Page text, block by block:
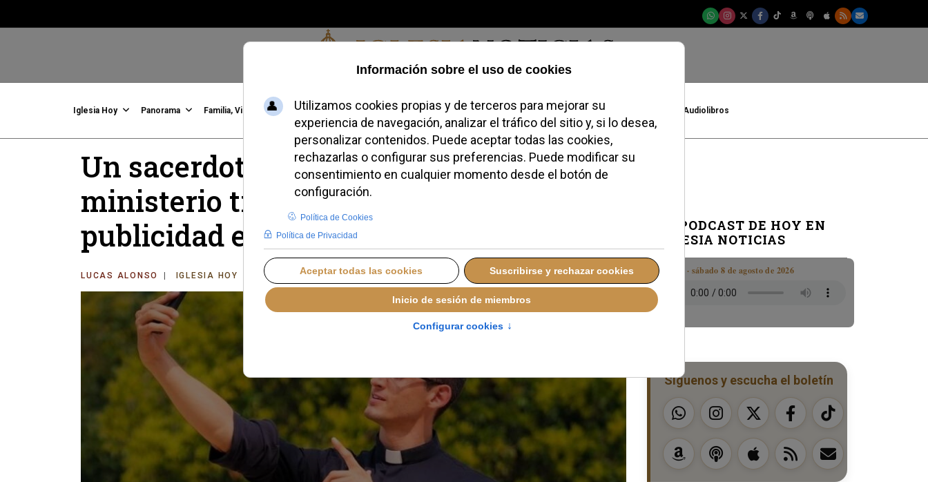
Sábado, 08 de agosto de 2026
Iglesia Hoy Panorama Familia, Vida, Identidad Credofobiómetro Blogs Temas Buscar #JovenesConFe Podcast Audiolibros
Un sacerdote influencer suspende su
ministerio tras polémica por una
publicidad en redes sociales
LUCAS ALONSO IGLESIA HOY LUNES, 02 FEBRERO 2026 09:34
EL PODCAST DE HOY EN
IGLESIA NOTICIAS
Boletín · sábado 8 de agosto de 2026
Síguenos y escucha el boletín